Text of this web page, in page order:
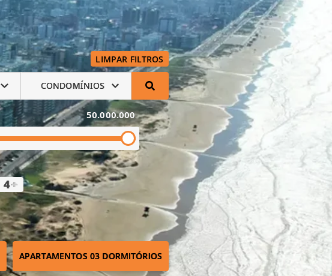
LIMPAR FILTROS
CONDOMÍNIOS
50.000.000
4+
APARTAMENTOS 03 DORMITÓRIOS